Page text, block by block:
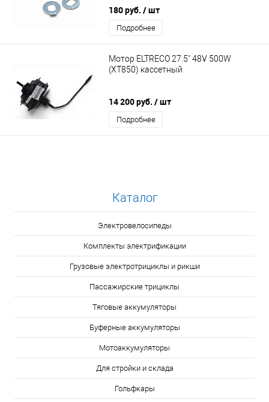
180 руб. / шт
Подробнее
Мотор ELTRECO 27.5" 48V 500W
(XT850) кассетный
14 200 руб. / шт
Подробнее
Каталог
Электровелосипеды
Комплекты электрификации
Грузовые электротрициклы и рикши
Пассажирские трициклы
Тяговые аккумуляторы
Буферные аккумуляторы
Мотоаккумуляторы
Для стройки и склада
Гольфкары